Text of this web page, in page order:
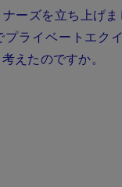
ーズを立ち上げ
プライベートエク
えたのですか。